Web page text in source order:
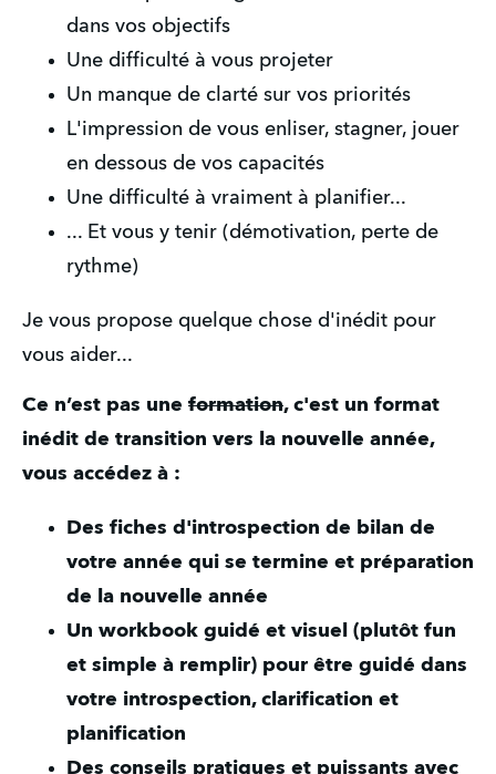
dans vos objectifs
Une difficulté à vous projeter
Un manque de clarté sur vos priorités
L'impression de vous enliser, stagner, jouer
en dessous de vos capacités
Une difficulté à vraiment à planifier...
... Et vous y tenir (démotivation, perte de
rythme)
Je vous propose quelque chose d'inédit pour
vous aider...
Ce n’est pas une formation, c'est un format
inédit de transition vers la nouvelle année,
vous accédez à :
Des fiches d'introspection de bilan de
votre année qui se termine et préparation
de la nouvelle année
Un workbook guidé et visuel (plutôt fun
et simple à remplir) pour être guidé dans
votre introspection, clarification et
planification
Des conseils pratiques et puissants avec